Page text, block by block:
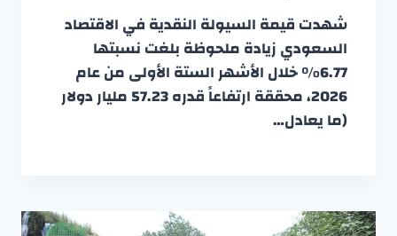
شهدت قيمة السيولة النقدية في الاقتصاد
السعودي زيادة ملحوظة بلغت نسبتها
6.77% خلال الأشهر الستة الأولى من عام
2026، محققة ارتفاعاً قدره 57.23 مليار دولار
(ما يعادل…